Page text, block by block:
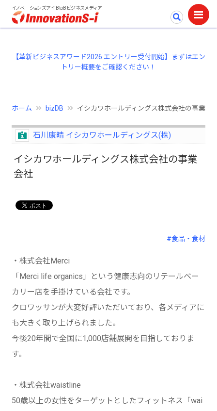
イノベーションズアイ BtoBビジネスメディア
【革新ビジネスアワード2026 エントリー受付開始】まずはエン
トリー概要をご確認ください！
ホーム bizDB イシカワホールディングス株式会社の事業会
石川康晴 イシカワホールディングス(株)
イシカワホールディングス株式会社の事業
会社
#食品・食材
・株式会社Merci
「Merci life organics」という健康志向のリテールベー
カリー店を手掛けている会社です。
クロワッサンが大変好評いただいており、各メディアに
も大きく取り上げられました。
今後20年間で全国に1,000店舗展開を目指しておりま
す。
・株式会社waistline
50歳以上の女性をターゲットとしたフィットネス「wai